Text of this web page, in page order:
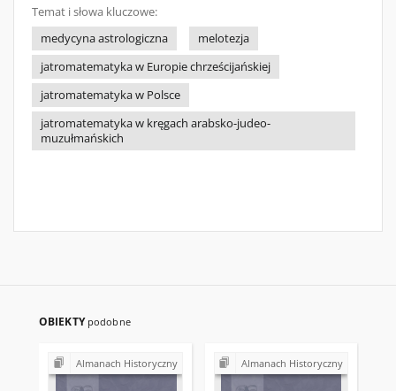
Temat i słowa kluczowe:
medycyna astrologiczna
melotezja
jatromatematyka w Europie chrześcijańskiej
jatromatematyka w Polsce
jatromatematyka w kręgach arabsko-judeo-
muzułmańskich
OBIEKTY podobne
Almanach Historyczny Almanach Historyczny